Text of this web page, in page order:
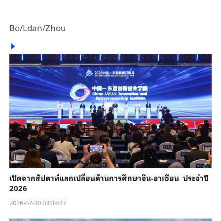
Bo/Ldan/Zhou
เปิดฉากสัปดาห์แลกเปลี่ยนด้านการศึกษาจีน-อาเซียน ประจำปี
2026
2026-07-30 03:39:47